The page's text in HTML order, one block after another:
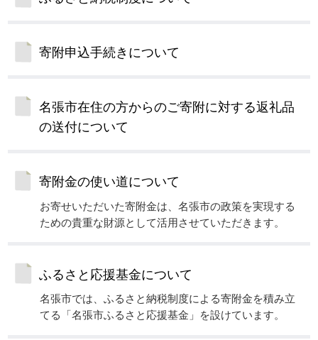
寄附申込手続きについて
名張市在住の方からのご寄附に対する返礼品
の送付について
寄附金の使い道について
お寄せいただいた寄附金は、名張市の政策を実現する
ための貴重な財源として活用させていただきます。
ふるさと応援基金について
名張市では、ふるさと納税制度による寄附金を積み立
てる「名張市ふるさと応援基金」を設けています。